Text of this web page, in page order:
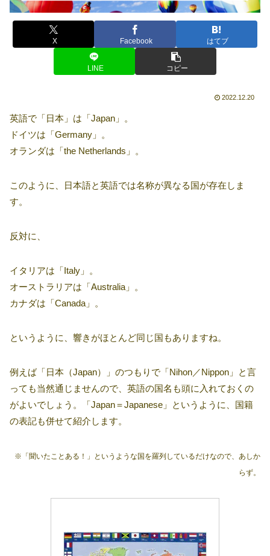
X Facebook はてブ
LINE コピー
2022.12.20
英語で「日本」は「Japan」。
ドイツは「Germany」。
オランダは「the Netherlands」。
このように、日本語と英語では名称が異なる国が存在しま
す。
反対に、
イタリアは「Italy」。
オーストラリアは「Australia」。
カナダは「Canada」。
というように、響きがほとんど同じ国もありますね。
例えば「日本（Japan）」のつもりで「Nihon／Nippon」と言
っても当然通じませんので、英語の国名も頭に入れておくの
がよいでしょう。「Japan＝Japanese」というように、国籍
の表記も併せて紹介します。
※「聞いたことある！」というような国を羅列しているだけなので、あしか
らず。